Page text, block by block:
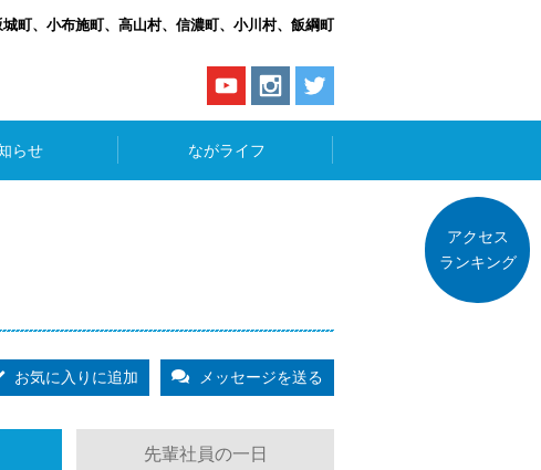
町、小布施町、高山村、信濃町、小川村、飯綱町
らせ ながライフ
お気に入りに追加 メッセージを送る
先輩社員の一日
アクセス
ランキング